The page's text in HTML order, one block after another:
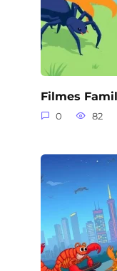
Filmes
0 82